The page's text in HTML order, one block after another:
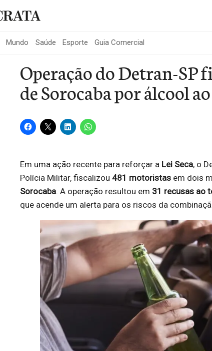
Mundo Saúde Esporte Guia Comercial
Operação do Detran-SP
de Sorocaba por álcool
Em uma ação recente para reforçar a Lei Seca, o
Polícia Militar, fiscalizou 481 motoristasem dois
Sorocaba. A operação resultou em 31 recusas ao
que acende um alerta para os riscos da